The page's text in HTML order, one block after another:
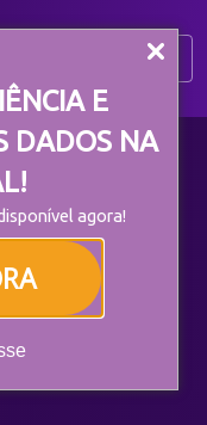
E
DADOS NA
agora!